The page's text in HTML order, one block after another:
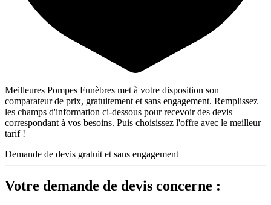
Meilleures Pompes Funèbres met à votre disposition son
comparateur de prix, gratuitement et sans engagement. Remplissez
les champs d'information ci-dessous pour recevoir des devis
correspondant à vos besoins. Puis choisissez l'offre avec le meilleur
tarif !
Demande de devis gratuit et sans engagement
Votre demande de devis concerne :